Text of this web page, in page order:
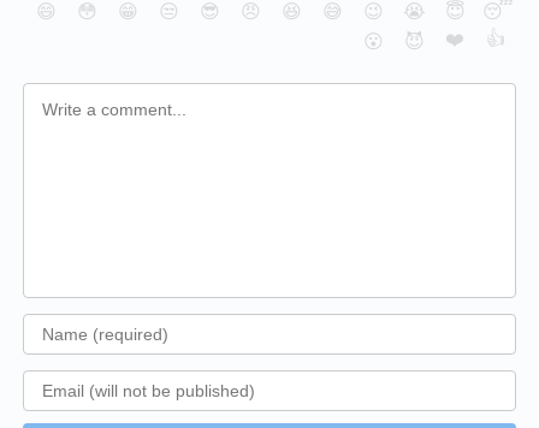
😄 😳 😁 😒 😎 😠 😆 😅 😉 😭 😇
😴
😮
😈 ❤️ 👍